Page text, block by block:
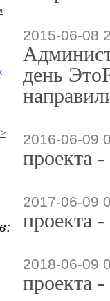
2015-06-08
день
2016-06-09
проекта
2017-06-09
проекта
2018-06-09
проекта